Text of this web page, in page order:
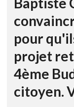
pour
projet
4ème
citoyen.